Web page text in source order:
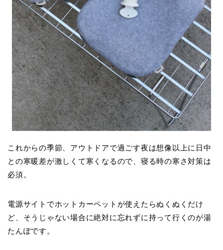
これからの季節、アウトドアで過ごす夜は想像以上に日中
との寒暖差が激しくて寒くなるので、寝る時の寒さ対策は
必須。
電源サイトでホットカーペットが使えたらぬくぬくだけ
ど、そうじゃない場合に絶対に忘れずに持って行くのが湯
たんぽです。